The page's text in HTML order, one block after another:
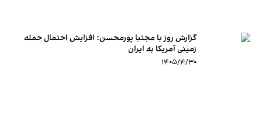
گزارش روز با مجتبا پورمحسن: افزایش احتمال حمله
زمینی آمریکا به ایران
۱۴۰۵/۴/۳۰